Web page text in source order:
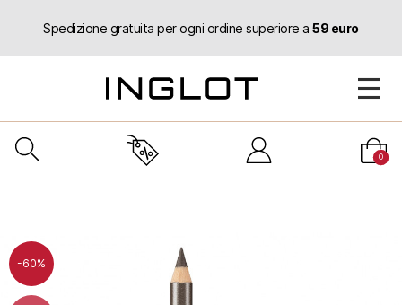
Spedizione gratuita per ogni ordine superiore a59 euro
0
-60%